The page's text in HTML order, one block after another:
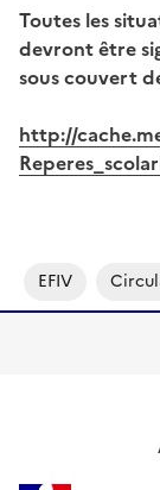
Toutes les
devront être
sous couvert
http://
EFIV